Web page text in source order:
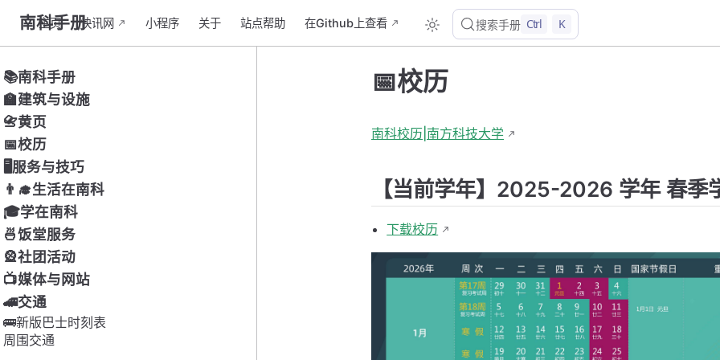
南科手册
主页 快讯网 小程序 关于 站点帮助 在Github上查看 搜索手册 Ctrl K
📚南科手册
🏫建筑与设施
📇黄页
📅校历
🖥服务与技巧
👨‍🎓生活在南科
🎓学在南科
🍜饭堂服务
🎡社团活动
📺媒体与网站
🚄交通
🚌新版巴士时刻表
周围交通
📅校历
南科校历|南方科技大学
【当前学年】2025-2026 学年 春季
下载校历